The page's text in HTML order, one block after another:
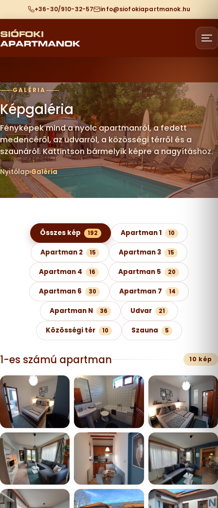
+36-30/910-32-57 info@siofokiapartmanok.hu
GALÉRIA
Képgaléria
Fényképek mind a nyolc apartmanról, a fedett
medencéről, az udvarról, a közösségi térről és a
szaunáról. Kattintson bármelyik képre a nagyításhoz.
Nyitólap Galéria
Képgaléria kategóriák szerint
Összes kép 192 Apartman 1 10
Apartman 2 15 Apartman 3 15
Apartman 4 16 Apartman 5 20
Apartman 6 30 Apartman 7 14
Apartman N 36 Udvar 21
Közösségi tér 10 Szauna 5
1-es számú apartman 10 kép